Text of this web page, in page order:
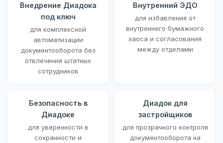
Внедрение Диадока
под ключ
для комплексной
автоматизации
документооборота без
отвлечения штатных
сотрудников
Внутренний ЭДО
для избавления от
внутреннего бумажного
хаоса и согласования
между отделами
Безопасность в
Диадоке
для уверенности в
сохранности и
Диадок для
застройщиков
для прозрачного контроля
документооборота на